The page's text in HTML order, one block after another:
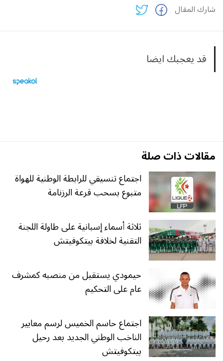
شارك المقال
قد يعجبك ايضا
مقالات ذات صلة
اجتماع تنسيقي للرابطة الوطنية للهواة
متبوع بسحب قرعة الرزنامة
ثلاثة أسماء إسبانية على طاولة اللجنة
التقنية لخلافة بيتكوفيتش
حيمودي يستقيل من منصبه كمشرف
عام على التحكيم
اجتماع حاسم الخميس لرسم معايير
الناخب الوطني الجديد بعد رحيل
بيتكوفيتش